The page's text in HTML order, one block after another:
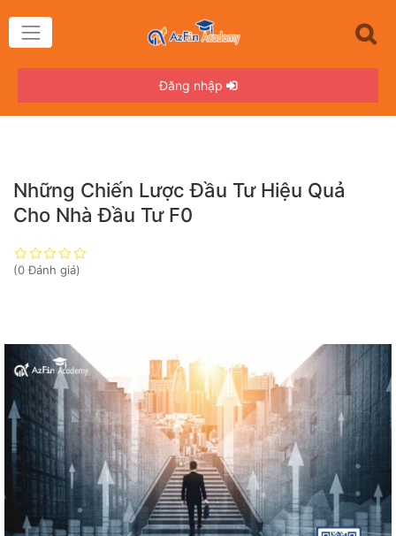
Đăng nhập
Những Chiến Lược Đầu Tư Hiệu Quả
Cho Nhà Đầu Tư F0
(0 Đánh giá)